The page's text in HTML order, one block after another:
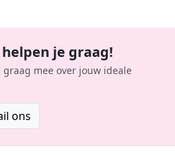
je graag!
mee over jouw ideale
ons